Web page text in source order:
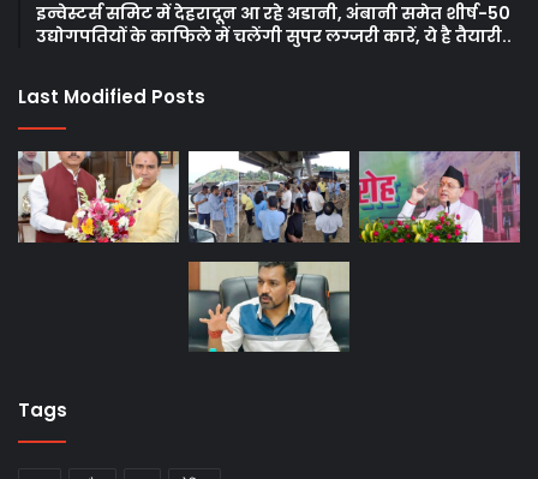
इन्वेस्टर्स समिट में देहरादून आ रहे अडानी, अंबानी समेत शीर्ष-50
उद्योगपतियों के काफिले में चलेंगी सुपर लग्जरी कारें, ये है तैयारी..
Last Modified Posts
Tags